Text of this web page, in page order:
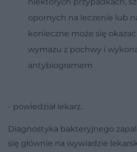
niektórych przypadkach,
opornych na leczenie lub
konieczne może się
wymazu z pochwy i
antybiogramem
- powiedział lekarz.
Diagnostyka bakteryjnego
się głównie na wywiadzie